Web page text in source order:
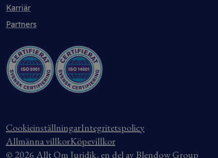
Karriär
Partners
CookieinställningarIntegritetspolicy
Allmänna villkorKöpevillkor
© 2026 Allt Om Juridik, en del av Blendow Group